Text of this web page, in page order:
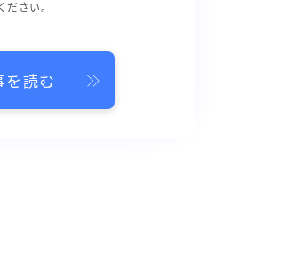
さい。
を読む